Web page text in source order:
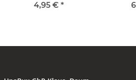
4,95 € *